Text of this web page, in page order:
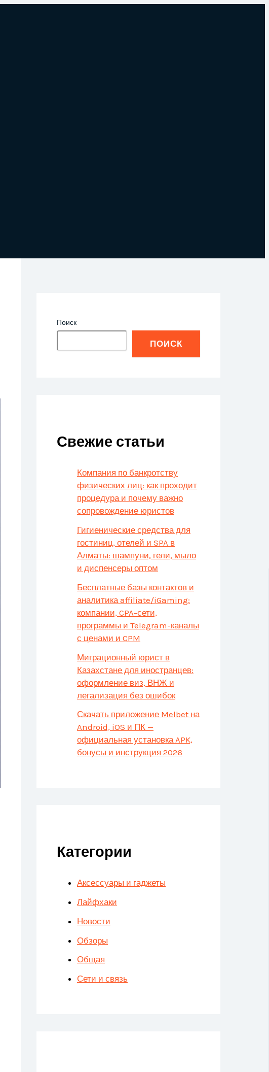
Поиск
ПОИСК
Свежие статьи
Компания по банкротству
физических лиц: как проходит
процедура и почему важно
сопровождение юристов
Гигиенические средства для
гостиниц, отелей и SPA в
Алматы: шампуни, гели, мыло
и диспенсеры оптом
Бесплатные базы контактов и
аналитика affiliate/iGaming:
компании, CPA-сети,
программы и Telegram-каналы
с ценами и CPM
Миграционный юрист в
Казахстане для иностранцев:
оформление виз, ВНЖ и
легализация без ошибок
Скачать приложение Melbet на
Android, iOS и ПК —
официальная установка APK,
бонусы и инструкция 2026
Категории
Аксессуары и гаджеты
Лайфхаки
Новости
Обзоры
Общая
Сети и связь